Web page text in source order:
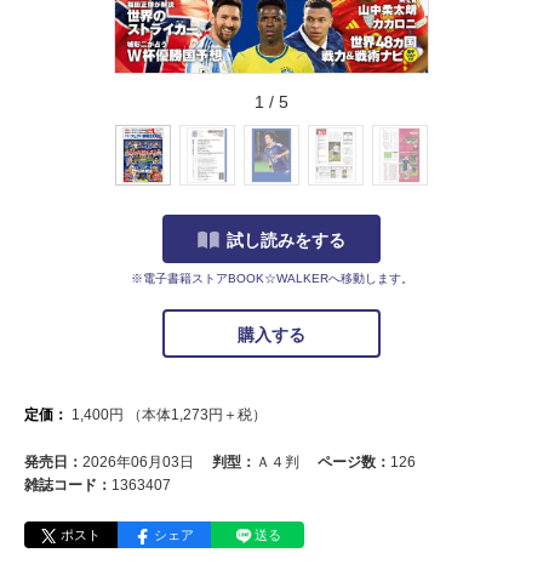
1 / 5
試し読みをする
※電子書籍ストアBOOK☆WALKERへ移動します。
購入する
定価： 1,400円 （本体1,273 円＋税）
発売日： 2026年06月03日 判型： Ａ４判 ページ数： 126
雑誌コード： 1363407
ポスト シェア 送る